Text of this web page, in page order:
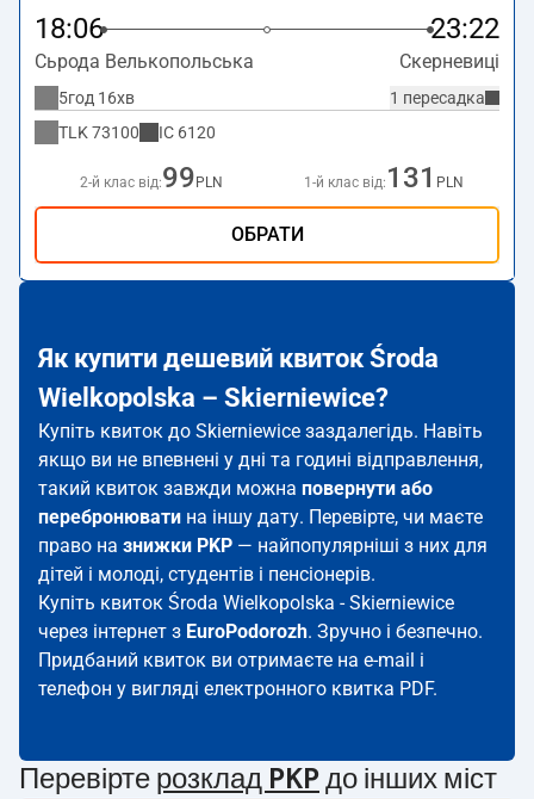
18:06 23:22
Сьрода Велькопольська Скерневиці
1 пересадка
5год 16хв
TLK 73100 IC 6120
2-й клас від:99 PLN 1-й клас від: 131 PLN
ОБРАТИ
Як купити дешевий квиток Środa
Wielkopolska – Skierniewice?
Купіть квиток до Skierniewice заздалегідь. Навіть
якщо ви не впевнені у дні та годині відправлення,
такий квиток завжди можна повернути або
перебронювати на іншу дату. Перевірте, чи маєте
право на знижки PKP — найпопулярніші з них для
дітей і молоді, студентів і пенсіонерів.
Купіть квиток Środa Wielkopolska - Skierniewice
через інтернет з EuroPodorozh. Зручно і безпечно.
Придбаний квиток ви отримаєте на e-mail і
телефон у вигляді електронного квитка PDF.
Перевірте розклад PKP до інших міст